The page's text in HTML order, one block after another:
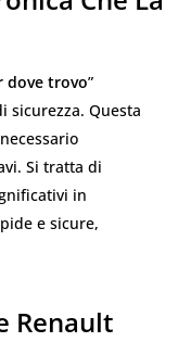
dove trovo”
sicurezza. Questa
Si tratta di
in
e sicure,
Renault